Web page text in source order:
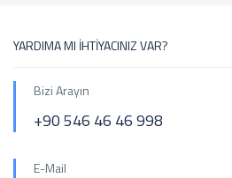
YARDIMA MI İHTİYACINIZ VAR?
Bizi Arayın
+90 546 46 46 998
E-Mail